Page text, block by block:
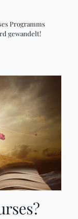
Programms
gewandelt!